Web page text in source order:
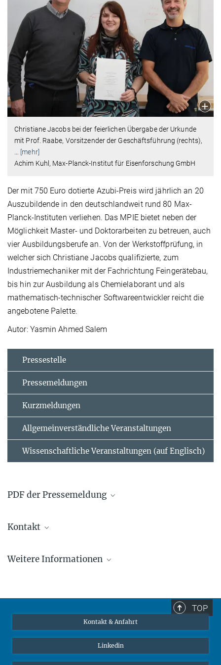
Christiane Jacobs bei der feierlichen Übergabe der Urkunde
mit Prof. Raabe, Vorsitzender der Geschäftsführung (rechts),
[mehr]
Achim Kuhl, Max-Planck-Institut für Eisenforschung GmbH
Der mit 750 Euro dotierte Azubi-Preis wird jährlich an 20
Auszubildende in den deutschlandweit rund 80 Max-
Planck-Instituten verliehen. Das MPIE bietet neben der
Möglichkeit Master- und Doktorarbeiten zu betreuen, auch
vier Ausbildungsberufe an. Von der Werkstoffprüfung, in
welcher sich Christiane Jacobs qualifizierte, zum
Industriemechaniker mit der Fachrichtung Feingerätebau,
bis hin zur Ausbildung als Chemielaborant und als
mathematisch-technischer Softwareentwickler reicht die
angebotene Palette.
Autor: Yasmin Ahmed Salem
Pressestelle
Pressemeldungen
Kurzmeldungen
Allgemeinverständliche Veranstaltungen
Wissenschaftliche Veranstaltungen (auf Englisch)
PDF der Pressemeldung
2012-10-23_PM_Christiane_Jacobs_erh_lt_Max-Planck-
Kontakt
+49 211 6792 953
Weitere Informationen
TOP
Kontakt & Anfahrt
Linkedin